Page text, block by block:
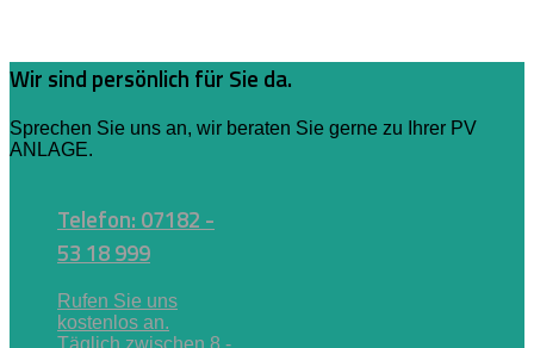
Wir sind persönlich für Sie da.
Sprechen Sie uns an, wir beraten Sie gerne zu Ihrer PV
ANLAGE.
Telefon: 07182 -
53 18 999
Rufen Sie uns
kostenlos an.